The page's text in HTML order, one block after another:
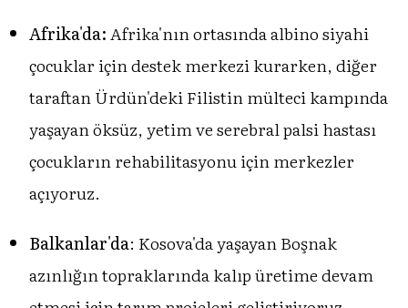
Afrika'da:Afrika'nın ortasında albino siyahi
çocuklar için destek merkezi kurarken, diğer
taraftan Ürdün'deki Filistin mülteci kampında
yaşayan öksüz, yetim ve serebral palsi hastası
çocukların rehabilitasyonu için merkezler
açıyoruz.
Balkanlar'da: Kosova'da yaşayan Boşnak
azınlığın topraklarında kalıp üretime devam